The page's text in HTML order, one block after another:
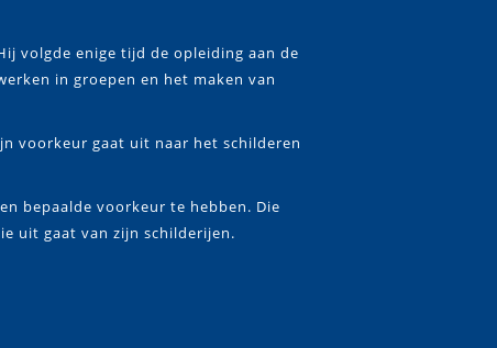
volgde enige tijd de opleiding aan de
in groepen en het maken van
voorkeur gaat uit naar het schilderen
bepaalde voorkeur te hebben. Die
uit gaat van zijn schilderijen.